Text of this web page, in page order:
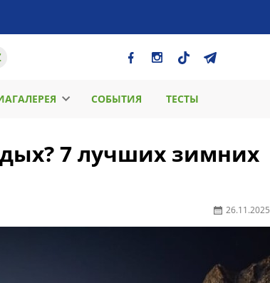
СОБЫТИЯ ТЕСТЫ
7 лучших зимних
26.11.2025